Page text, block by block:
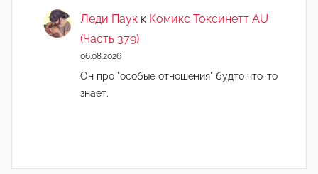
Леди Паук к Комикс Токсинетт AU
(Часть 379)
06.08.2026
Он про "особые отношения" будто что-то
знает.